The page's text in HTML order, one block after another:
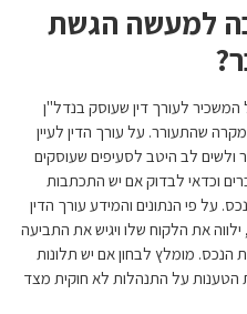
הגשת
לעורך דין שעוסק בנדל"ן
על עורך הדין לעיין
לב היטב לסעיפים שעוסקים
לבדוק אם יש התכתבות
הנתונים והמידע עורך הדין
את הלקוח שלו ויגיש את התביעה
מומלץ לבחון אם יש תלונות
על התנהלות לא חוקית מצד